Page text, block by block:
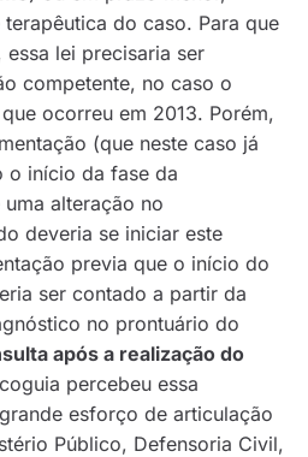
do caso. Para que
lei precisaria ser
competente, no caso o
ocorreu em 2013. Porém,
(que neste caso já
o início da fase da
alteração no
deveria se iniciar este
previa que o início do
ser contado a partir da
no prontuário do
após a realização do
percebeu essa
esforço de articulação
Público, Defensoria Civil,